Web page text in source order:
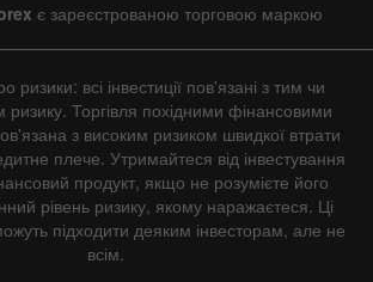
є зареєстрованою торговою маркою
ризики: всі інвестиції пов'язані з тим чи
Торгівля похідними фінансовими
з високим ризиком швидкої втрати
плече. Утримайтеся від інвестування
продукт, якщо не розумієте його
рівень ризику, якому наражаєтеся. Ці
підходити деяким інвесторам, але не
всім.